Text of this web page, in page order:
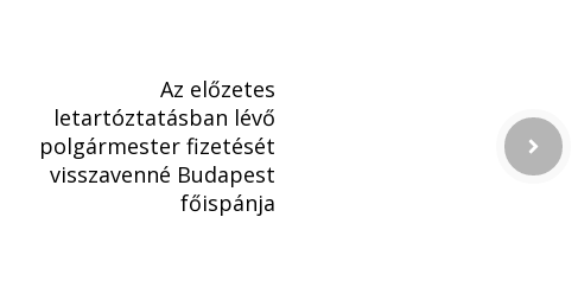
Az előzetes
letartóztatásban lévő
polgármester fizetését
visszavenné Budapest
főispánja